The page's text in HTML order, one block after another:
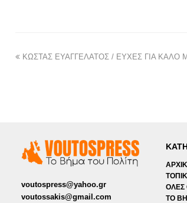
ΚΩΣΤΑΣ ΕΥΑΓΓΕΛΑΤΟΣ / ΕΥΧΕΣ ΓΙΑ ΚΑΛΟ
voutospress@yahoo.gr
voutossakis@gmail.com
ΟΛΕΣ
ΤΟ